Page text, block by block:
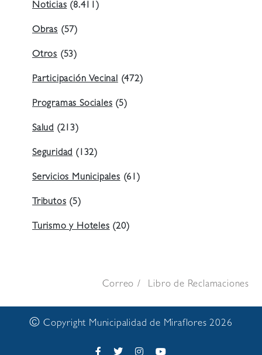
Noticias (8.411)
Obras (57)
Otros (53)
Participación Vecinal (472)
Programas Sociales (5)
Salud (213)
Seguridad (132)
Servicios Municipales (61)
Tributos (5)
Turismo y Hoteles (20)
Correo Libro de Reclamaciones
© Copyright Municipalidad de Miraflores 2026